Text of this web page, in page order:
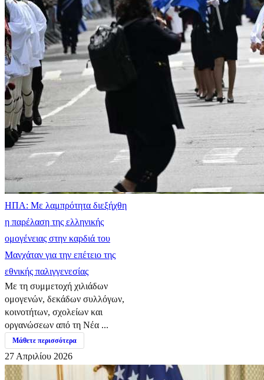
ΗΠΑ: Με λαμπρότητα διεξήχθη
η παρέλαση της ελληνικής
ομογένειας στην καρδιά του
Μανχάταν για την επέτειο της
εθνικής παλιγγενεσίας
Με τη συμμετοχή χιλιάδων
ομογενών, δεκάδων συλλόγων,
κοινοτήτων, σχολείων και
οργανώσεων από τη Νέα ...
Μάθετε περισσότερα
27 Απριλίου 2026